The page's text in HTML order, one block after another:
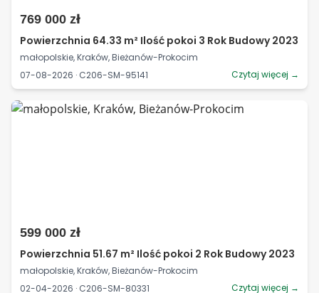
769 000 zł
Powierzchnia 64.33 m² Ilość pokoi 3 Rok Budowy 2023
małopolskie, Kraków, Bieżanów-Prokocim
07-08-2026 · C206-SM-95141
Czytaj więcej →
599 000 zł
Powierzchnia 51.67 m² Ilość pokoi 2 Rok Budowy 2023
małopolskie, Kraków, Bieżanów-Prokocim
02-04-2026 · C206-SM-80331
Czytaj więcej →